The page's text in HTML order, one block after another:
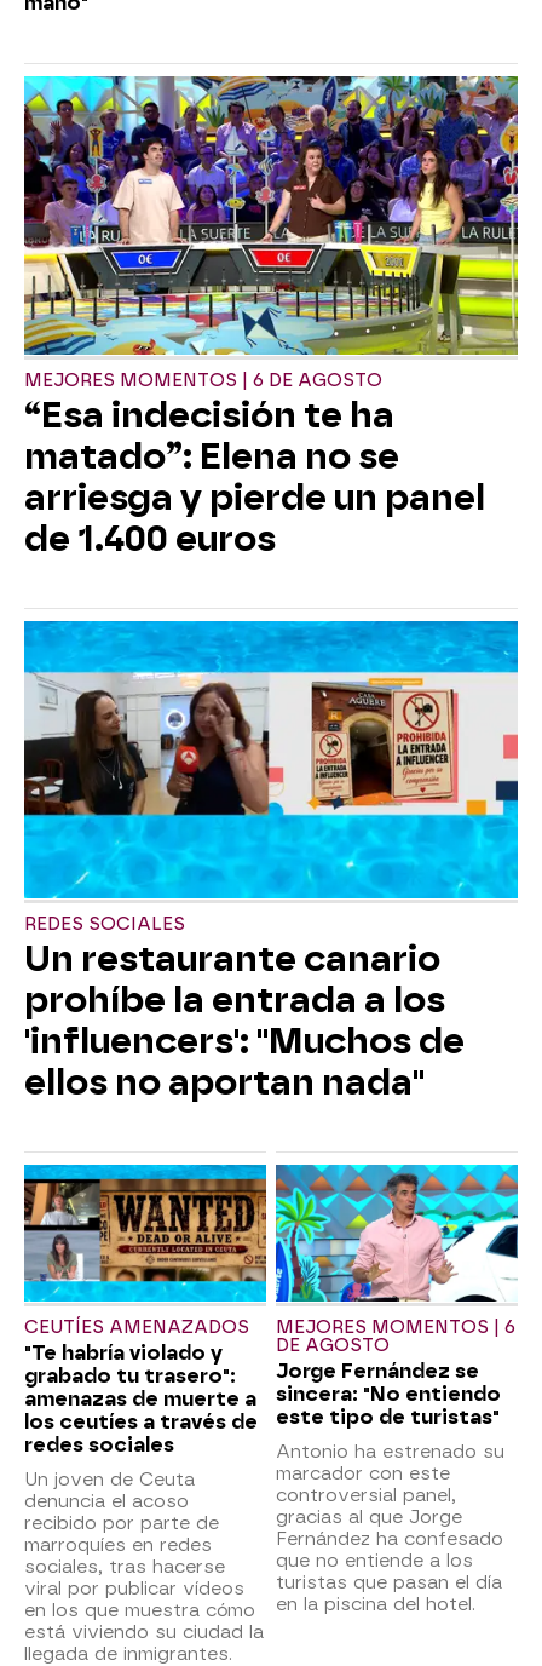
MEJORES MOMENTOS | 6 DE AGOSTO
“Esa indecisión te ha
matado”: Elena no se
arriesga y pierde un panel
de 1.400 euros
REDES SOCIALES
Un restaurante canario
prohíbe la entrada a los
'influencers': "Muchos de
ellos no aportan nada"
CEUTÍES AMENAZADOS
"Te habría violado y
grabado tu trasero":
amenazas de muerte a
los ceutíes a través de
redes sociales
Un joven de Ceuta
denuncia el acoso
recibido por parte de
marroquíes en redes
sociales, tras hacerse
viral por publicar vídeos
en los que muestra cómo
está viviendo su ciudad la
llegada de inmigrantes.
MEJORES MOMENTOS | 6
DE AGOSTO
Jorge Fernández se
sincera: "No entiendo
este tipo de turistas"
Antonio ha estrenado su
marcador con este
controversial panel,
gracias al que Jorge
Fernández ha confesado
que no entiende a los
turistas que pasan el día
en la piscina del hotel.